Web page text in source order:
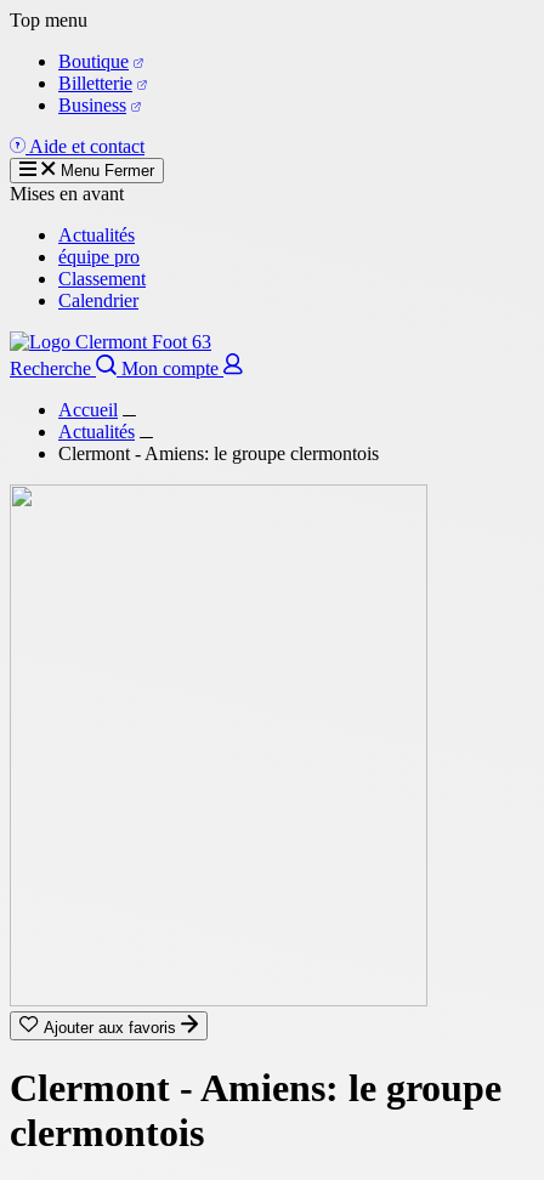
Aller
contenu
principal
Top menu
Boutique
Billetterie
Business
Aide et contact
Menu Fermer
Mises en avant
Actualités
équipe pro
Classement
Calendrier
Recherche
Mon compte
Accueil
Actualités
Clermont - Amiens: le groupe clermontois
Ajouter aux favoris
Clermont - Amiens: le groupe
clermontois